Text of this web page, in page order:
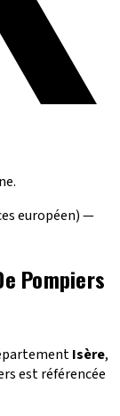
européen) —
Pompiers
Isère,
est référencée